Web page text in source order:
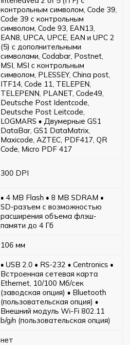
контрольным символом, Code 39,
Code 39 с контрольным
символом, Code 93, EAN13,
EAN8, UPCA, UPCE, EAN и UPC 2
(5) с дополнительными
символами, Codabar, Postnet,
MSI, MSI с контрольным
символом, PLESSEY, China post,
ITF14, Code 11, TELEPEN,
TELEPENN, PLANET, Code49,
Deutsche Post Identcode,
Deutsche Post Leitcode,
LOGMARS • Двумерные GS1
DataBar, GS1 DataMatrix,
Maxicode, AZTEC, PDF417, QR
Code, Micro PDF 417
300 DPI
• 4 MB Flash • 8 MB SDRAM •
SD-разъем с возможностью
расширения объема флэш-
памяти до 4 Гб
106 мм
• USB 2.0 • RS-232 • Centronics •
Встроенная сетевая карта
Ethernet, 10/100 Mб/сек
(заводская опция) • Bluetooth
(пользовательская опция) •
Внешний модуль Wi-Fi 802.11
b/g/n (пользовательская опция)
нет